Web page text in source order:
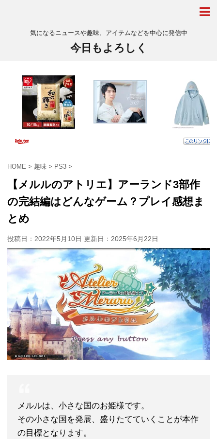
気になるニュースや趣味、アイテムなどを中心に発信中
今日もよろしく
HOME > 趣味 > PS3 >
【メルルのアトリエ】アーランド3部作
の完結編はどんなゲーム？プレイ感想ま
とめ
投稿日：2022年5月10日 更新日： 2025年6月22日
メルルは、小さな国のお姫様です。
その小さな国を発展、盛りたてていくことが本作
の目標となります。